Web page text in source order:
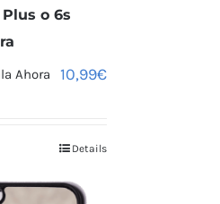
o 6s
Ahora 10,99€
Details